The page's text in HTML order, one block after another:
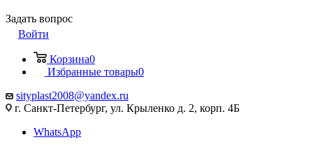
Задать вопрос
Войти
Корзина0
Избранные товары0
sityplast2008@yandex.ru
г. Санкт-Петербург, ул. Крыленко д. 2, корп. 4Б
WhatsApp